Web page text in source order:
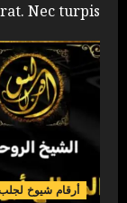
Nec turpis!
أرقام شيوخ